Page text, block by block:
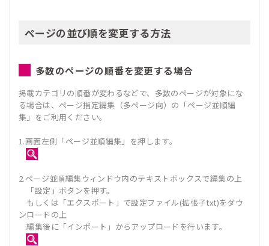
ページの並び順を変更する方法
多数のページの順番を変更する場合
掲載カテゴリの順番が変わるなどで、多数のページが対象にな
る場合は、ページ指定編集（多ページ向）の「ページ並順編
集」をご利用ください。
1.画面左側「ページ並順編集」を押します。
2.ページ並順編集ウィンドウ内のテキストボックスで編集の上
「設定」ボタンを押す。
もしくは「エクスポート」で設定ファイル(拡張子txt)をダウ
ンロードの上
編集後に「インポート」からアップロードを行います。